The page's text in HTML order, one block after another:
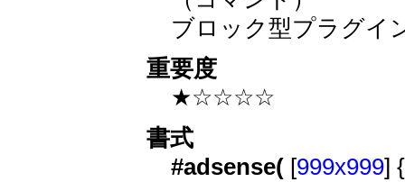
ブロック型プラグイ
重要度
★☆☆☆☆
書式
#adsense( [999x999]